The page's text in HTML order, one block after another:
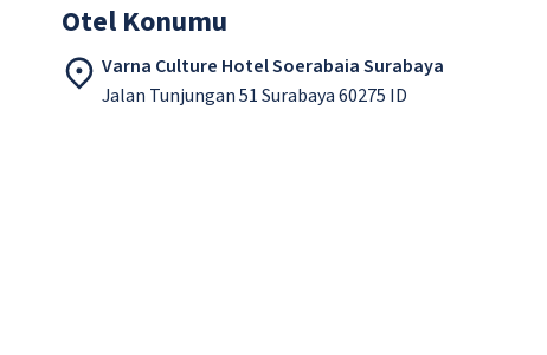
Otel Konumu
Varna Culture Hotel Soerabaia Surabaya
Jalan Tunjungan 51 Surabaya 60275 ID